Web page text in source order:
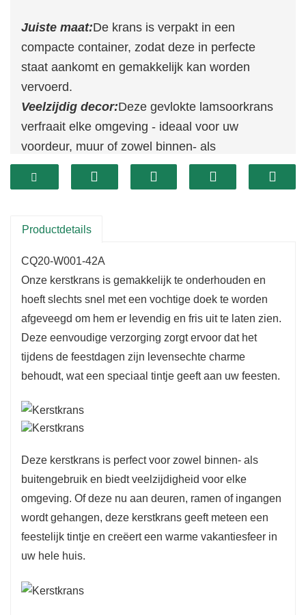
Juiste maat:De krans is verpakt in een
compacte container, zodat deze in perfecte
staat aankomt en gemakkelijk kan worden
vervoerd.
Veelzijdig decor:Deze gevlokte lamsoorkrans
verfraait elke omgeving - ideaal voor uw
voordeur, muur of zowel binnen- als
buitenruimtes, en voegt warmte en elegantie
toe.
een fluitje van een cent; veeg het gewoon af
zien. Het is ontworpen voor langdurig plezier!
Opmerkingen:Voor gebruik buitenshuis kunt u
hem afgedekt ophangen om hem te
beschermen tegen regen en sneeuw, voor een
optimale levensduur.
Productdetails
CQ20-W001-42A
Onze kerstkrans is gemakkelijk te onderhouden en
hoeft slechts snel met een vochtige doek te worden
afgeveegd om hem er levendig en fris uit te laten zien.
Deze eenvoudige verzorging zorgt ervoor dat het
tijdens de feestdagen zijn levensechte charme
behoudt, wat een speciaal tintje geeft aan uw feesten.
Deze kerstkrans is perfect voor zowel binnen- als
buitengebruik en biedt veelzijdigheid voor elke
omgeving. Of deze nu aan deuren, ramen of ingangen
wordt gehangen, deze kerstkrans geeft meteen een
feestelijk tintje en creëert een warme vakantiesfeer in
uw hele huis.